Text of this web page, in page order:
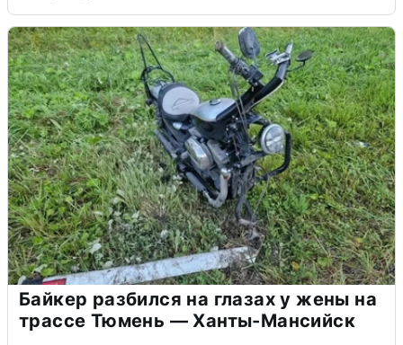
Байкер разбился на глазах у жены на
трассе Тюмень — Ханты-Мансийск